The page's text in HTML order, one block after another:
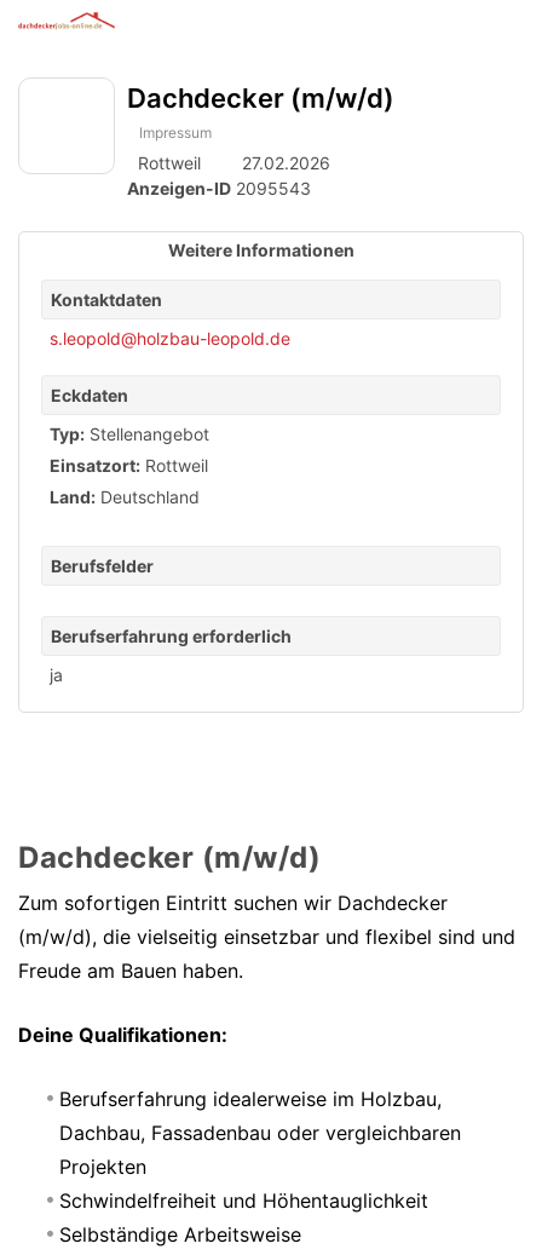
Accessibility
Inhalt
von
Dachdecker (m/w/d)
Impressum
Rottweil
27.02.2026
Anzeigen-ID 2095543
Weitere Informationen
Kontaktdaten
s.leopold@holzbau-leopold.de
Eckdaten
Typ: Stellenangebot
Einsatzort: Rottweil
Land: Deutschland
Berufsfelder
Berufserfahrung erforderlich
ja
Dachdecker (m/w/d)
Zum sofortigen Eintritt suchen wir Dachdecker
(m/w/d), die vielseitig einsetzbar und flexibel sind und
Freude am Bauen haben.
Deine Qualifikationen:
Berufserfahrung idealerweise im Holzbau,
Dachbau, Fassadenbau oder vergleichbaren
Projekten
Schwindelfreiheit und Höhentauglichkeit
Selbständige Arbeitsweise